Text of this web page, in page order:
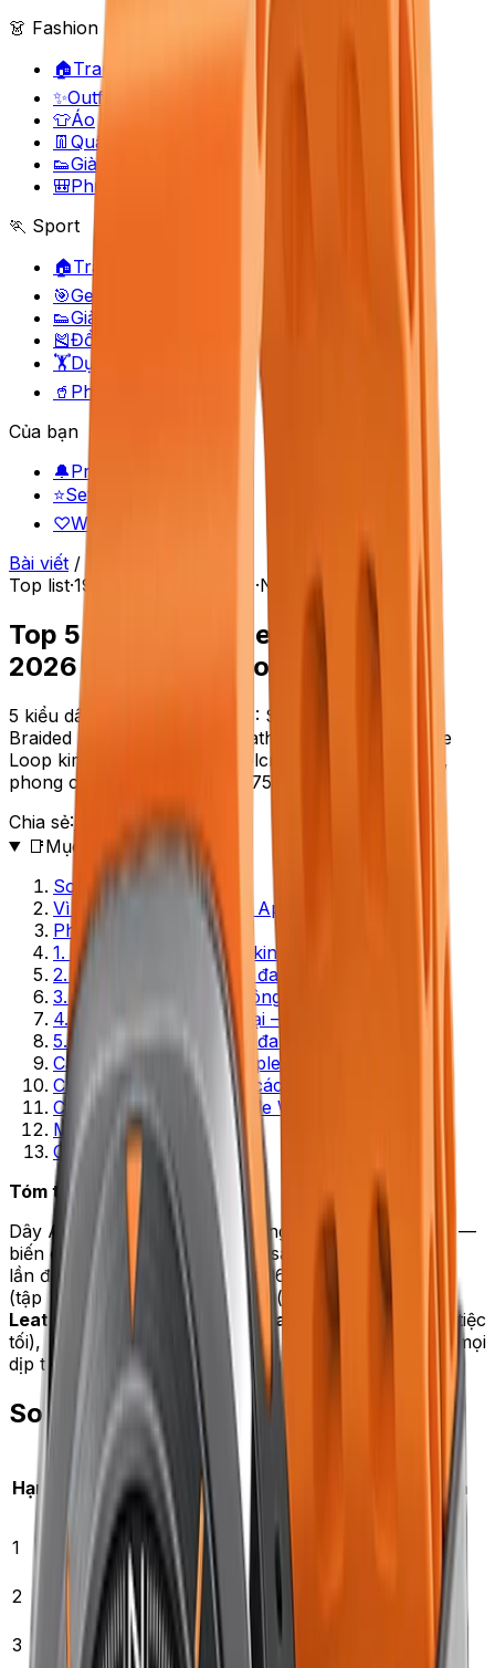
👗 Fashion
🏠Trang Fashion
✨Outfit Builder
👕Áo
👖 Quần
👟Giày
🎒Phụ kiện
🏃 Sport
🏠Trang Sport
🎯Gear Matcher
👟Giày thể thao
🎽Đồ tập
🏋️Dụng cụ
🥤 Phụ kiện
Của bạn
🔔Price alerts
⭐Setup đã lưu
♡Wishlist
Bài viết /
Top list·19/5/2026 ·NenMua Editor
Top 5 dây đeo Apple Watch đẹp
2026 — silicon, nylon, da, kim loại
5 kiểu dây Apple Watch 2026: Sport Band silicon,
Braided Solo Loop nylon, Leather Loop da, Milanese
Loop kim loại, Sport Loop Velcro. So sánh chất liệu,
phong cách — giá 220k đến 750k.
Chia sẻ:FacebookX Copy link
📑Mục lục (
mục)
So sánh nhanh
Vì sao đầu tư nhiều dây Apple Watch?
Phân tích 5 kiểu dây
1. Sport Band silicon — kinh điển tập luyện
2. Braided Solo Loop — đa năng cao cấp
3. Leather Loop da — công sở sang trọng
4. Milanese Loop kim loại — tiệc tối lịch lãm
5. Sport Loop Velcro — đa năng giá tốt
Cách chọn theo size Apple Watch
Cách chọn theo phong cách
Cách bảo quản dây Apple Watch
Mua ở đâu
Câu hỏi thường gặp
Tóm tắt nhanh
Dây Apple Watch thay đổi phong cách trong vài giây —
biến chiếc đồng hồ từ tập gym sang công sở chỉ với 1
lần đổi dây. 5 kiểu phổ biến 2026:
Sport Band silicon
(tập luyện),
Braided Solo Loop (đa năng cao cấp),
Leather Loop da
(công sở),Milanese Loop kim loại
(tiệc
tối), Sport Loop Velcro
(giá tốt). Đầu tư 3–4 dây cho mọi
dịp tổng cộng 1–1,5 triệu.
So sánh nhanh
Hạng Dây Chất liệu
Giá
tham
khảo
1
Sport Band
Silicon
fluoroelastomer
250–
450k
2
Braided
Solo Loop
Nylon dệt
350–
550k
3
Leather
Loop
Da thật
450–
750k